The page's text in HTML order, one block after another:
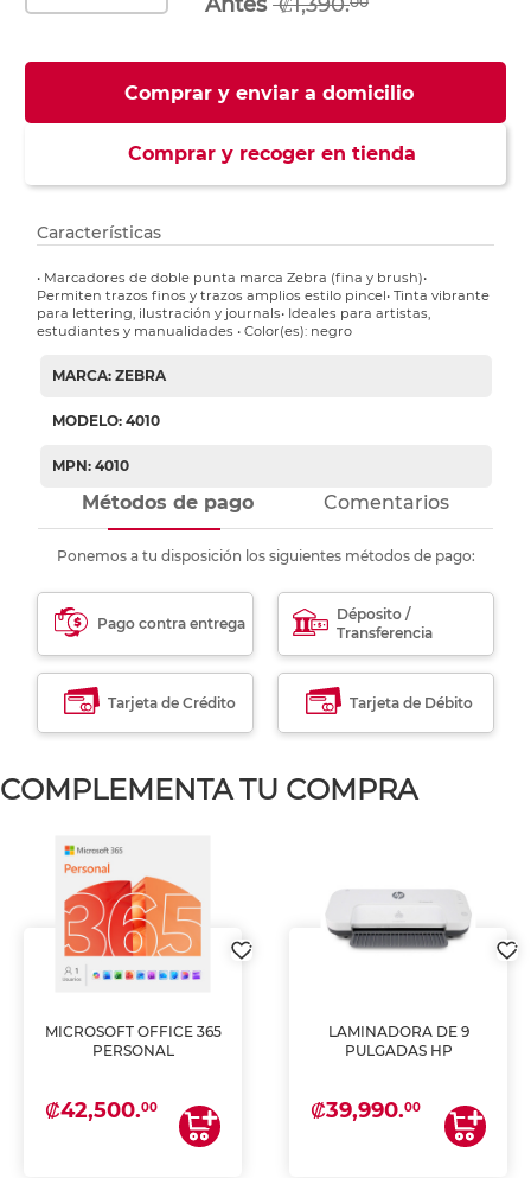
Comprar y enviar a domicilio
Comprar y recoger en tienda
Características
• Marcadores de doble punta marca Zebra (fina y brush)•
Permiten trazos finos y trazos amplios estilo pincel• Tinta vibrante
para lettering, ilustración y journals• Ideales para artistas,
estudiantes y manualidades • Color(es): negro
MARCA: ZEBRA
MODELO: 4010
MPN: 4010
Métodos de pago Comentarios
Ponemos a tu disposición los siguientes métodos de pago:
Pago contra entrega
Déposito /
Transferencia
Tarjeta de Crédito Tarjeta de Débito
COMPLEMENTA TU COMPRA
MICROSOFT OFFICE 365
PERSONAL
₡42,500.00
LAMINADORA DE 9
PULGADAS HP
₡39,990.00